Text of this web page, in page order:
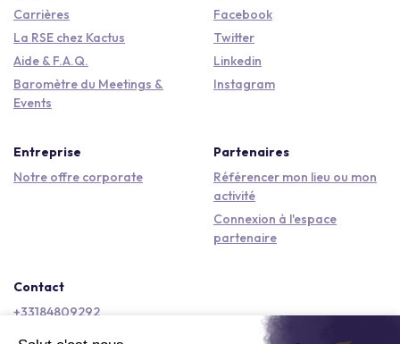
Carrières
La RSE chez Kactus
Aide & F.A.Q.
Baromètre du Meetings &
Events
Facebook
Twitter
Linkedin
Instagram
Entreprise
Notre offre corporate
Partenaires
Référencer mon lieu ou mon
activité
Connexion à l'espace
partenaire
Contact
+33184809292